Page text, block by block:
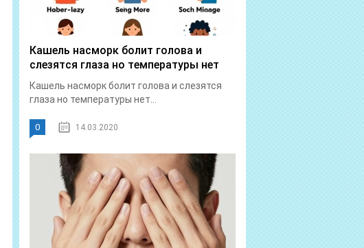
Кашель насморк болит голова и
слезятся глаза но температуры нет
Кашель насморк болит голова и слезятся
глаза но температуры нет...
0 14.03.2020